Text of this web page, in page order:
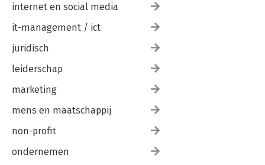
internet en social media
it-management / ict
juridisch
leiderschap
marketing
mens en maatschappij
non-profit
ondernemen